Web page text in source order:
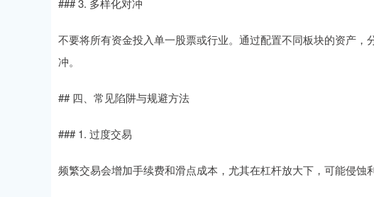
不要将所有资金投入单一股票或行业。通过配置不同板块的资产
冲。
## 四、常见陷阱与规避方法
### 1. 过度交易
频繁交易会增加手续费和滑点成本，尤其在杠杆放大下，可能侵蚀